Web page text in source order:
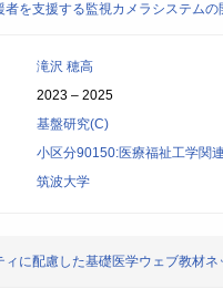
者を支援する監視カメラシステム
滝沢 穂高
2023 – 2025
基盤研究(C)
小区分90150:医療福祉工学関連
筑波大学
ィに配慮した基礎医学ウェブ教材